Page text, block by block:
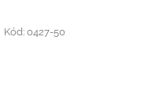
Kód:0427-50